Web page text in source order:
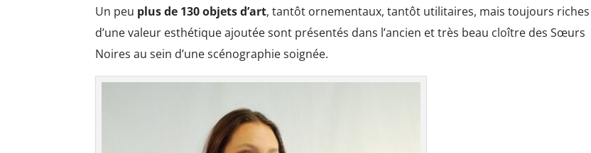
Un peu plus de 130 objets d’art, tantôt ornementaux, tantôt utilitaires, mais toujours riches
d’une valeur esthétique ajoutée sont présentés dans l’ancien et très beau cloître des Sœurs
Noires au sein d’une scénographie soignée.